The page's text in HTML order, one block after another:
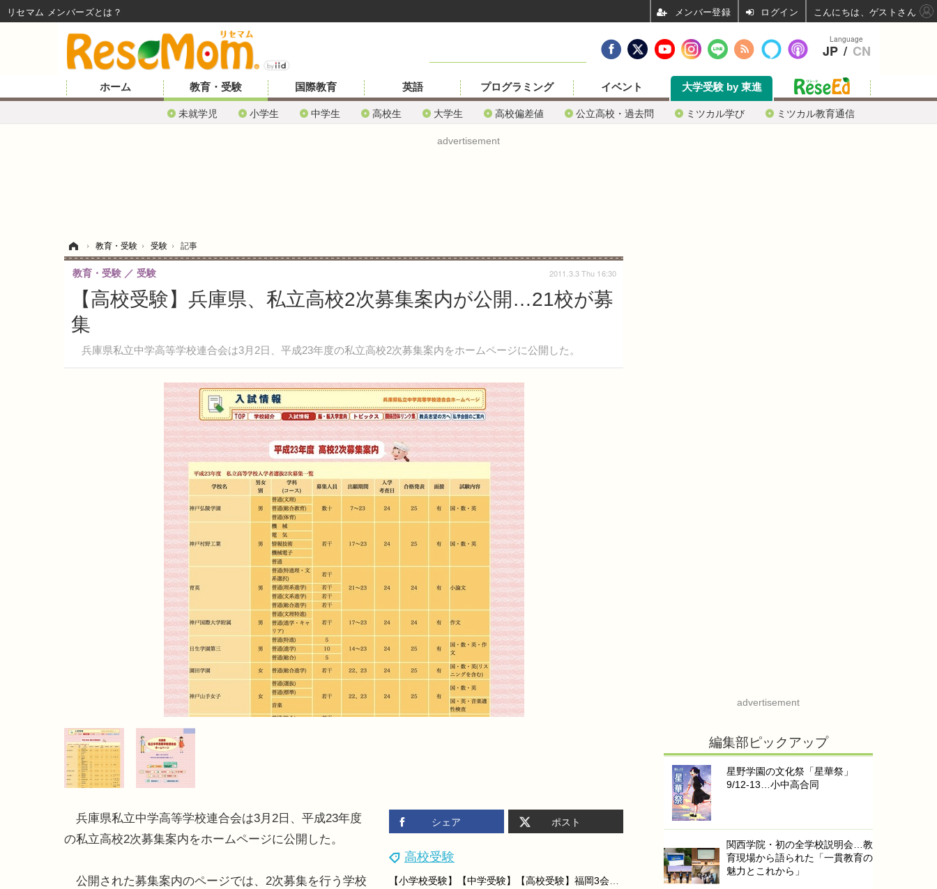
ホーム 教育・受験
未就学児 小学生 中学生 高校生 大学生 高校偏差値 公立高校・過去問 ミツカル学び ミツカル教育通信
国際教育 英語 プログラミング イベント 大学受験 by 東進
advertisement
› 教育・受験 › 受験 › 記事
【高校受験】兵庫県、私立高校2次募集案内が公開…21校が募
集
兵庫県私立中学高等学校連合会は3月2日、平成23年度の私立高校2次募集案内をホームページに公開した。
教育・受験 受験 2011.3.3 Thu 16:30
シェア ポスト
高校受験
【小学校受験】【中学受験】【高校受験】福岡3会場「私立小中高校展」8/22-23
兵庫県私立中学高等学校連合会は3月2日、平成23年度
の私立高校2次募集案内をホームページに公開した。
公開された募集案内のページでは、2次募集を行う学校
advertisement
編集部ピックアップ
星野学園の文化祭「星華祭」
9/12-13…小中高合同
関西学院・初の全学校説明会…教
育現場から語られた「一貫教育の
魅力とこれから」
Language
JP / CN
リセマム メンバーズ ログイン こんにちは、ゲストさん